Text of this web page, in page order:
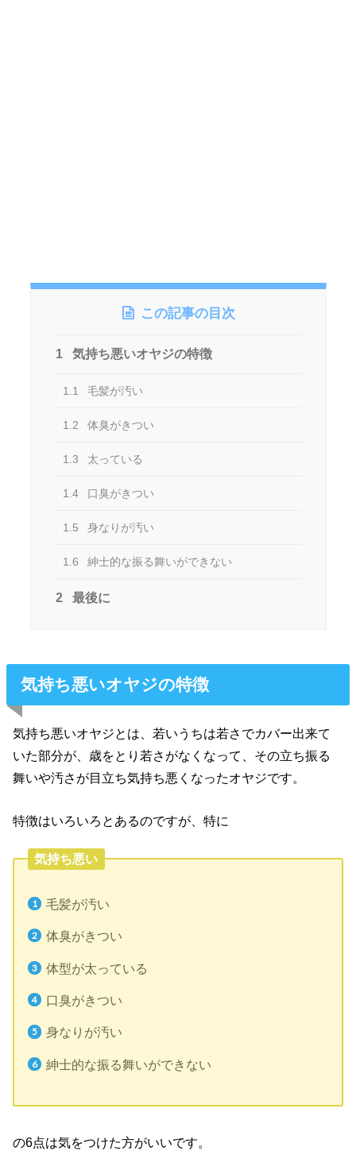
この記事の目次
1 気持ち悪いオヤジの特徴
1.1 毛髪が汚い
1.2 体臭がきつい
1.3 太っている
1.4 口臭がきつい
1.5 身なりが汚い
1.6 紳士的な振る舞いができない
2 最後に
気持ち悪いオヤジの特徴
気持ち悪いオヤジとは、若いうちは若さでカバー出来て
いた部分が、歳をとり若さがなくなって、その立ち振る
舞いや汚さが目立ち気持ち悪くなったオヤジです。
特徴はいろいろとあるのですが、特に
気持ち悪い
毛髪が汚い
体臭がきつい
体型が太っている
口臭がきつい
身なりが汚い
紳士的な振る舞いができない
の6点は気をつけた方がいいです。